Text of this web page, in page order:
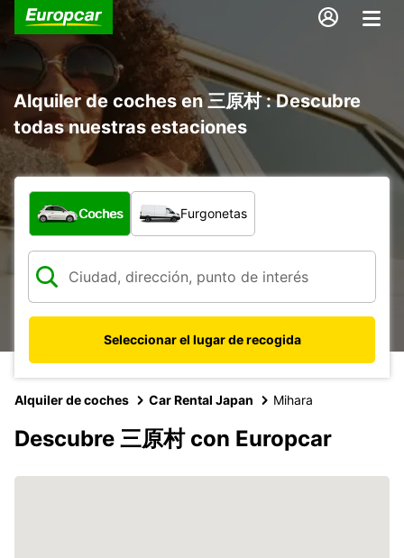
Alquiler de coches en 三原村 : Descubre
todas nuestras estaciones
¿Qué tipo de vehículo?
Coches Furgonetas
Seleccionar el lugar de recogida
Alquiler de coches Car Rental Japan Mihara
Descubre 三原村 con Europcar